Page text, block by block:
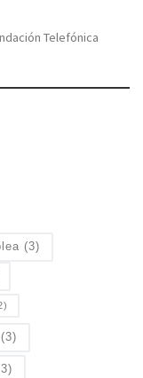
Telefónica
(3)
(3)